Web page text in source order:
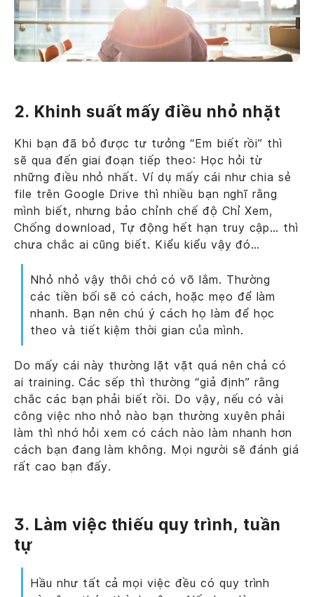
2. Khinh suất mấy điều nhỏ nhặt
Khi bạn đã bỏ được tư tưởng “Em biết rồi” thì
sẽ qua đến giai đoạn tiếp theo: Học hỏi từ
những điều nhỏ nhất. Ví dụ mấy cái như chia sẻ
file trên Google Drive thì nhiều bạn nghĩ rằng
mình biết, nhưng bảo chỉnh chế độ Chỉ Xem,
Chống download, Tự động hết hạn truy cập… thì
chưa chắc ai cũng biết. Kiểu kiểu vậy đó…
Nhỏ nhỏ vậy thôi chớ có võ lắm. Thường
các tiền bối sẽ có cách, hoặc mẹo để làm
nhanh. Bạn nên chú ý cách họ làm để học
theo và tiết kiệm thời gian của mình.
Do mấy cái này thường lặt vặt quá nên chả có
ai training. Các sếp thì thường “giả định” rằng
chắc các bạn phải biết rồi. Do vậy, nếu có vài
công việc nho nhỏ nào bạn thường xuyên phải
làm thì nhớ hỏi xem có cách nào làm nhanh hơn
cách bạn đang làm không. Mọi người sẽ đánh giá
rất cao bạn đấy.
3. Làm việc thiếu quy trình, tuần
tự
Hầu như tất cả mọi việc đều có quy trình